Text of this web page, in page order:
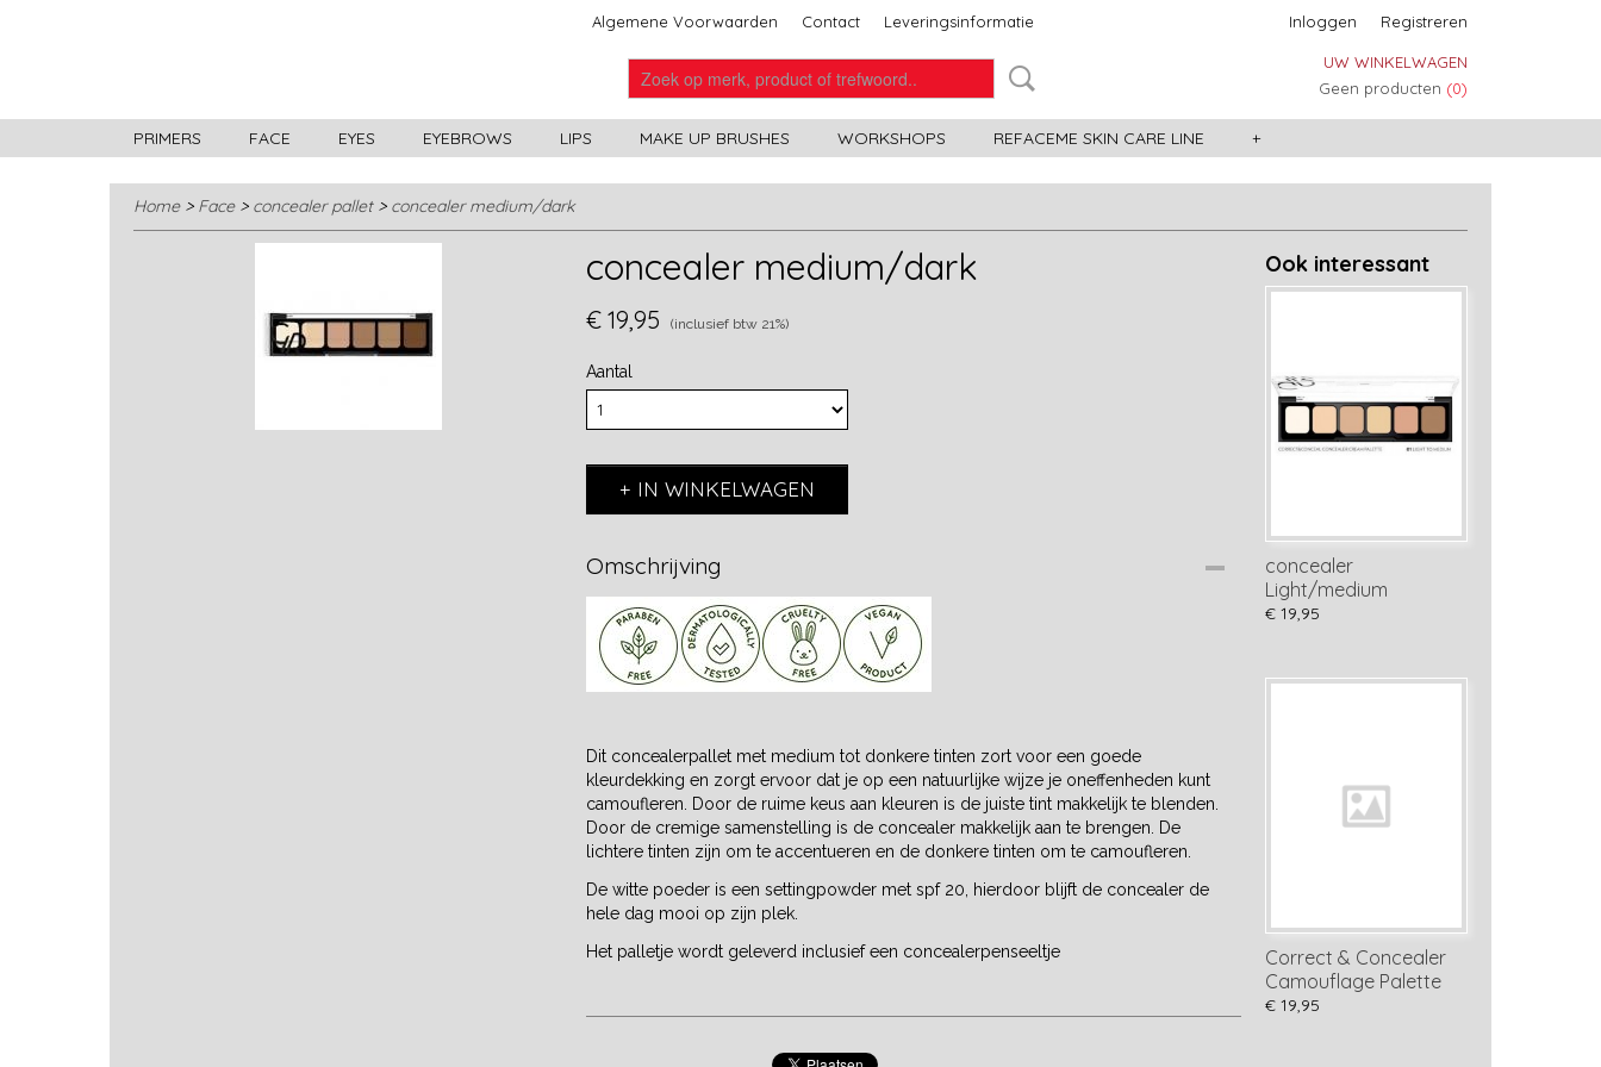
Algemene Voorwaarden Contact Leveringsinformatie Inloggen Registreren
UW WINKELWAGEN
Geen producten (0)
PRIMERS FACE EYES EYEBROWS LIPS MAKE UP BRUSHES WORKSHOPS REFACEME SKIN CARE LINE +
Home> Face> concealer pallet> concealer medium/dark
concealer medium/dark
€ 19,95 (inclusief btw 21%)
Aantal
IN WINKELWAGEN
Omschrijving
Dit concealerpallet met medium tot donkere tinten zort voor een goede
kleurdekking en zorgt ervoor dat je op een natuurlijke wijze je oneffenheden kunt
camoufleren. Door de ruime keus aan kleuren is de juiste tint makkelijk te blenden.
Door de cremige samenstelling is de concealer makkelijk aan te brengen. De
lichtere tinten zijn om te accentueren en de donkere tinten om te camoufleren.
De witte poeder is een settingpowder met spf 20, hierdoor blijft de concealer de
hele dag mooi op zijn plek.
Het palletje wordt geleverd inclusief een concealerpenseeltje
Ook interessant
concealer
Light/medium
€ 19,95
Correct & Concealer
Camouflage Palette
€ 19,95